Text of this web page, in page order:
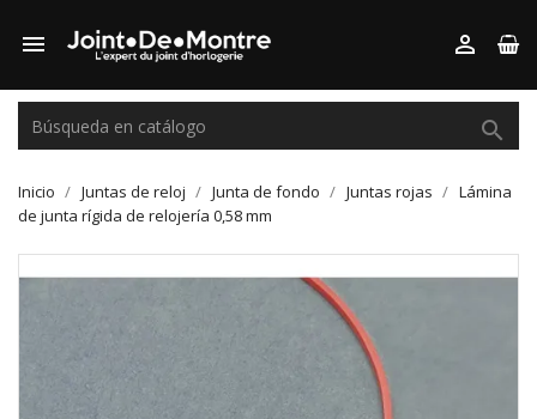
 

Inicio Juntas de reloj Junta de fondo Juntas rojas
Lámina
de junta rígida de relojería 0,58 mm